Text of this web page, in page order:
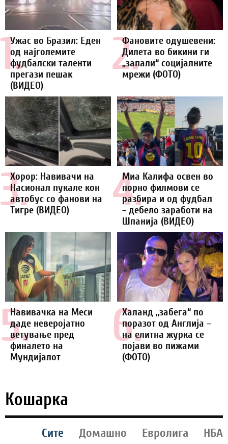
1.
Ужас во Бразил: Еден
од најголемите
фудбалски таленти
прегази пешак
(ВИДЕО)
2.
Фановите одушевени:
Дилета во бикини ги
„запали“ социјалните
мрежи (ФОТО)
3.
Хорор: Навивачи на
Насионал пукале кон
автобус со фанови на
Тигре (ВИДЕО)
4.
Миа Калифа освен во
порно филмови се
разбира и од фудбал
- дебело заработи на
Шпанија (ВИДЕО)
5.
Навивачка на Меси
даде неверојатно
ветување пред
финалето на
Мундијалот
6.
Халанд „забега“ по
поразот од Англија –
на елитна журка се
појави во пижами
(ФОТО)
Кошарка
Сите Домашно Евролига
НБА